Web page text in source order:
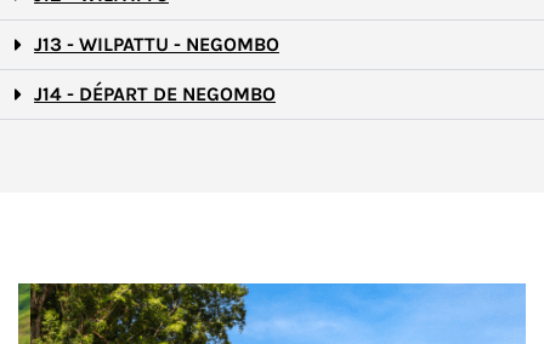
J13 - WILPATTU - NEGOMBO
J14 - DÉPART DE NEGOMBO